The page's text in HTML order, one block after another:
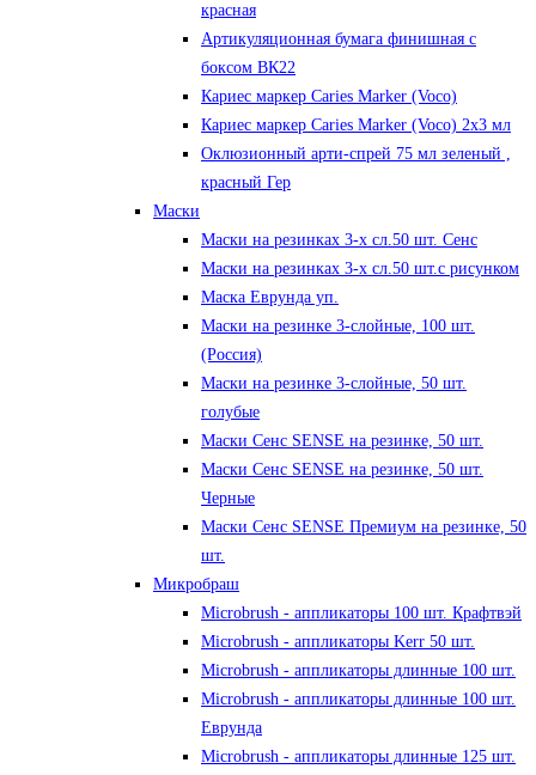
красная
Артикуляционная бумага финишная с
боксом ВК22
Кариес маркер Caries Marker (Voco)
Кариес маркер Caries Marker (Voco) 2х3 мл
Оклюзионный арти-спрей 75 мл зеленый ,
красный Гер
Маски
Маски на резинках 3-х сл.50 шт. Сенс
Маски на резинках 3-х сл.50 шт.с рисунком
Маска Еврунда уп.
Маски на резинке 3-слойные, 100 шт.
(Россия)
Маски на резинке 3-слойные, 50 шт.
голубые
Маски Сенс SENSE на резинке, 50 шт.
Маски Сенс SENSE на резинке, 50 шт.
Черные
Маски Сенс SENSE Премиум на резинке, 50
шт.
Микробраш
Microbrush - аппликаторы 100 шт. Крафтвэй
Microbrush - аппликаторы Kerr 50 шт.
Microbrush - аппликаторы длинные 100 шт.
Microbrush - аппликаторы длинные 100 шт.
Еврунда
Microbrush - аппликаторы длинные 125 шт.